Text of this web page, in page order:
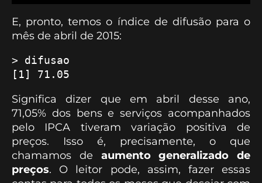
E, pronto, temos o índice de difusão para o
mês de abril de 2015:
> difusao
[1] 71.05
Significa dizer que em abril desse ano,
71,05% dos bens e serviços acompanhados
pelo IPCA tiveram variação positiva de
preços. Isso é, precisamente, o que
chamamos de aumento generalizado de
preços. O leitor pode, assim, fazer essas